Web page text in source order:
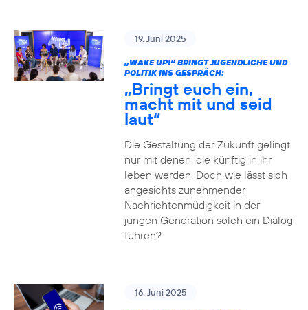
19. Juni 2025
„WAKE UP!“ BRINGT JUGENDLICHE UND
POLITIK INS GESPRÄCH:
„Bringt euch ein,
macht mit und seid
laut“
Die Gestaltung der Zukunft gelingt
nur mit denen, die künftig in ihr
leben werden. Doch wie lässt sich
angesichts zunehmender
Nachrichtenmüdigkeit in der
jungen Generation solch ein Dialog
führen?
16. Juni 2025